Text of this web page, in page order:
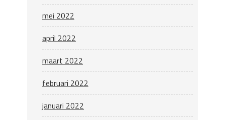
mei 2022
april 2022
maart 2022
februari 2022
januari 2022